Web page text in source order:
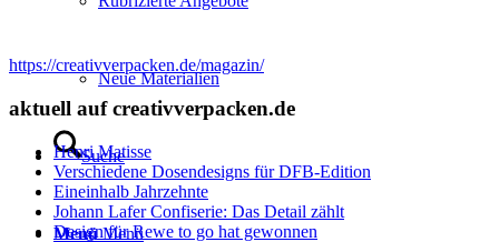
Neue Materialien
Suche
Menü Menü
https://creativverpacken.de/magazin/
aktuell auf creativverpacken.de
Henri Matisse
Verschiedene Dosendesigns für DFB-Edition
Eineinhalb Jahrzehnte
Johann Lafer Confiserie: Das Detail zählt
Design für Rewe to go hat gewonnen